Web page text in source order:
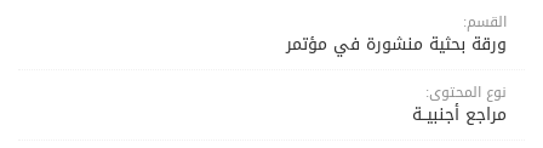
القسم:
ورقة بحثية منشورة في مؤتمر
نوع المحتوى:
مراجع أجنبيــة